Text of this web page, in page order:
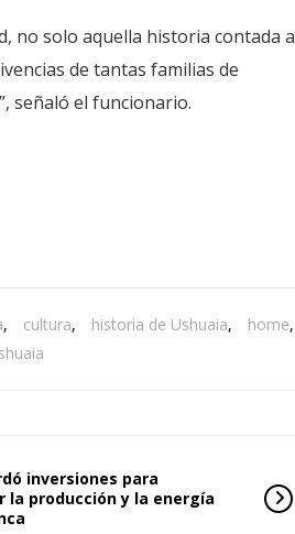
no solo aquella historia contada a
de tantas familias de
señaló el funcionario.
, cultura, historia de Ushuaia, home,
inversiones para
la producción y la energía